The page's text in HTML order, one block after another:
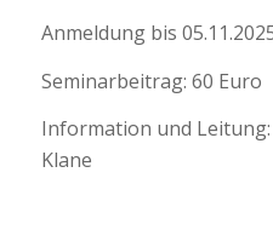
Anmeldung bis
Seminarbeitrag: 60 Euro
Information und
Klane